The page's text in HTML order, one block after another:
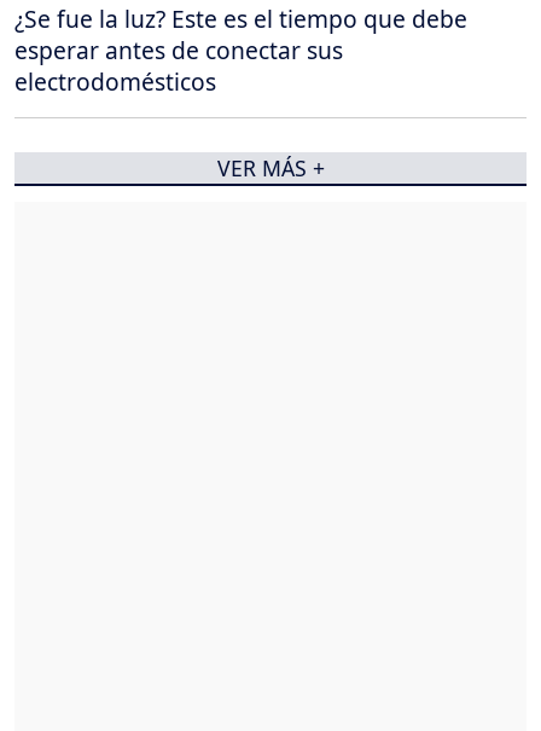
¿Se fue la luz? Este es el tiempo que debe
esperar antes de conectar sus
electrodomésticos
VER MÁS +